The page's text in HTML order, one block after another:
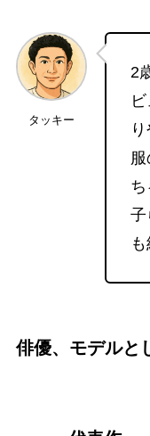
タッキー
2
り
子
俳優、モデルと